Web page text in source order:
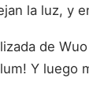
la luz, y
de
Y luego